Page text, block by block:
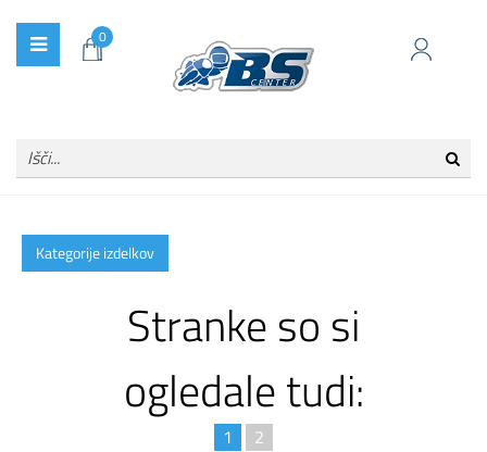
0
Kategorije izdelkov
Stranke so si
ogledale tudi:
1 2